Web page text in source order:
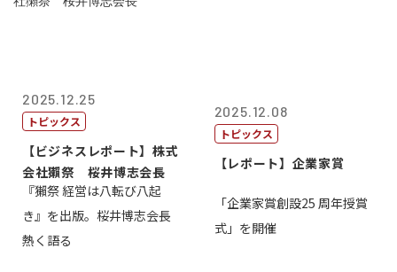
2025.12.25
トピックス
【ビジネスレポート】株式
会社獺祭 桜井博志会長
『獺祭 経営は八転び八起
き』を出版。桜井博志会長
熱く語る
2025.12.08
トピックス
【レポート】企業家賞
「企業家賞創設25 周年授賞
式」を開催